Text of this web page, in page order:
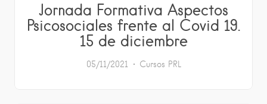
Jornada Formativa Aspectos
Psicosociales frente al Covid 19.
15 de diciembre
05/11/2021 Cursos PRL